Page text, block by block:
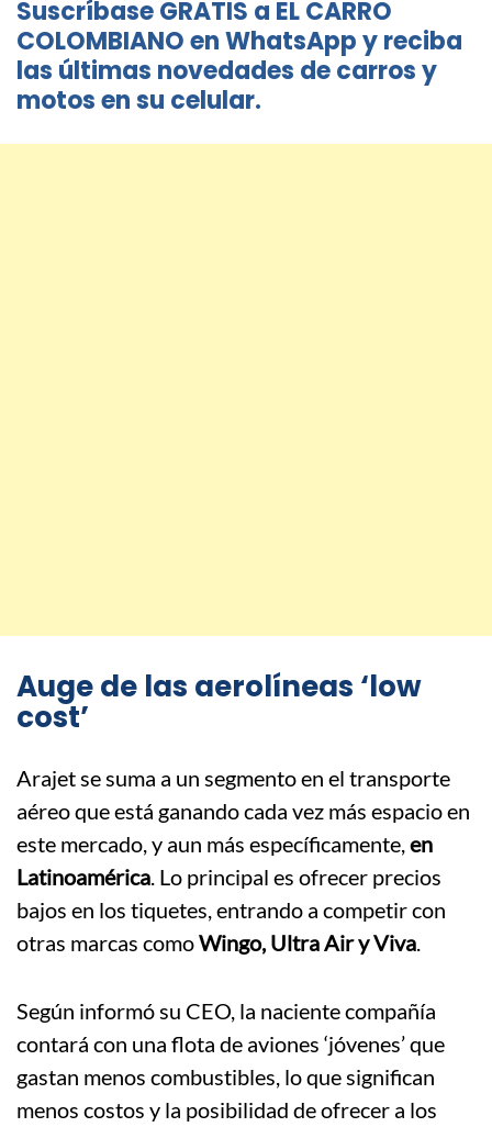
Suscríbase GRATIS a EL CARRO
COLOMBIANO en WhatsApp y reciba
las últimas novedades de carros y
motos en su celular.
Auge de las aerolíneas ‘low
cost’
Arajet se suma a un segmento en el transporte
aéreo que está ganando cada vez más espacio en
este mercado, y aun más específicamente, en
Latinoamérica . Lo principal es ofrecer precios
bajos en los tiquetes, entrando a competir con
otras marcas comoWingo, Ultra Air y Viva
Según informó su CEO, la naciente compañía
contará con una flota de aviones ‘jóvenes’ que
gastan menos combustibles, lo que significan
menos costos y la posibilidad de ofrecer a los